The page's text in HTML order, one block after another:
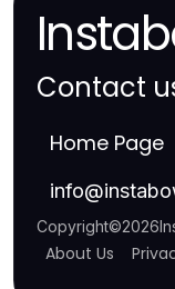
Contact
Home Page
info@
Copyright©2026
About Us